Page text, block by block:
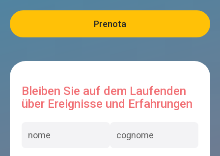
Bleiben Sie auf dem Laufenden
über Ereignisse und Erfahrungen